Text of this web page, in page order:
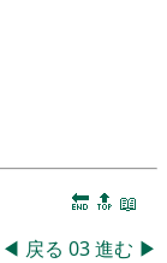
🔚 🔝 📖
◀ 戻る 03進む ▶